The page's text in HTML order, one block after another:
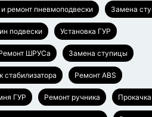
и ремонт пневмоподвески Замена
подвески Установка ГУР
ШРУСа Замена ступицы
стабилизатора Ремонт ABS
ГУР Ремонт ручника